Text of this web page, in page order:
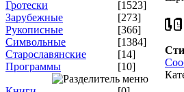
Гротески
[1523]
Зарубежные
[273]
Рукописные
[366]
Символьные
[1384]
Старославянские
[14]
Программы
[10]